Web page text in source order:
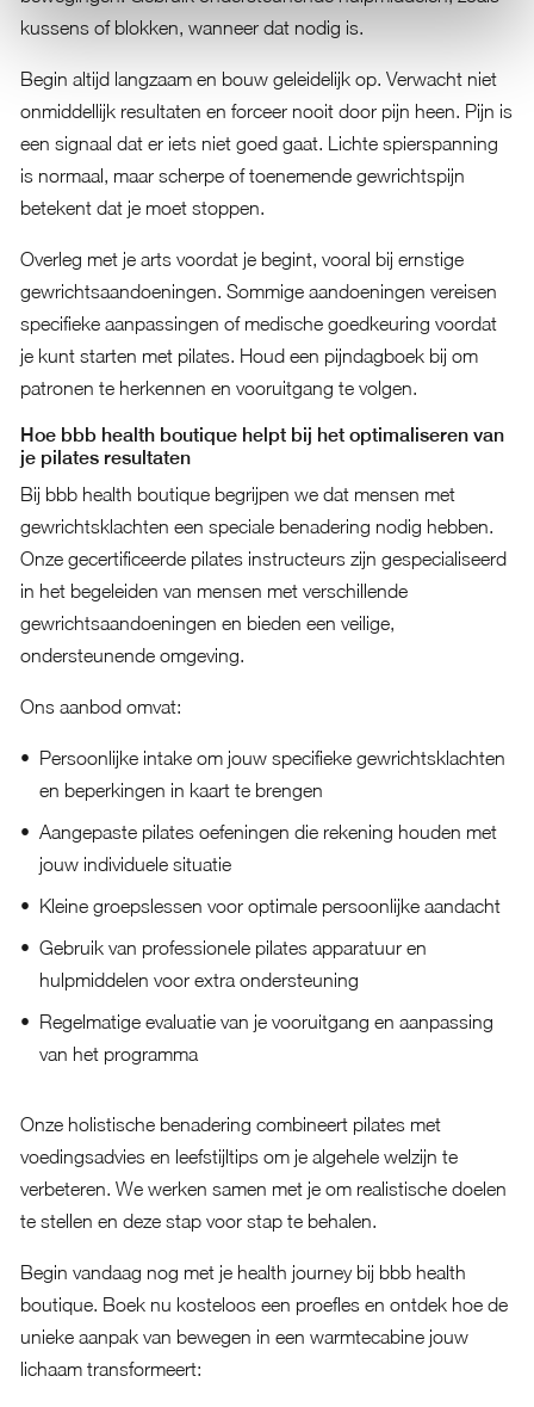
kussens of blokken, wanneer dat nodig is.
Begin altijd langzaam en bouw geleidelijk op. Verwacht niet
onmiddellijk resultaten en forceer nooit door pijn heen. Pijn is
een signaal dat er iets niet goed gaat. Lichte spierspanning
is normaal, maar scherpe of toenemende gewrichtspijn
betekent dat je moet stoppen.
Overleg met je arts voordat je begint, vooral bij ernstige
gewrichtsaandoeningen. Sommige aandoeningen vereisen
specifieke aanpassingen of medische goedkeuring voordat
je kunt starten met pilates. Houd een pijndagboek bij om
patronen te herkennen en vooruitgang te volgen.
Hoe bbb health boutique helpt bij het optimaliseren van
je pilates resultaten
Bij bbb health boutique begrijpen we dat mensen met
gewrichtsklachten een speciale benadering nodig hebben.
Onze gecertificeerde pilates instructeurs zijn gespecialiseerd
in het begeleiden van mensen met verschillende
gewrichtsaandoeningen en bieden een veilige,
ondersteunende omgeving.
Ons aanbod omvat:
Persoonlijke intake om jouw specifieke gewrichtsklachten
en beperkingen in kaart te brengen
Aangepaste pilates oefeningen die rekening houden met
jouw individuele situatie
Kleine groepslessen voor optimale persoonlijke aandacht
Gebruik van professionele pilates apparatuur en
hulpmiddelen voor extra ondersteuning
Regelmatige evaluatie van je vooruitgang en aanpassing
van het programma
Onze holistische benadering combineert pilates met
voedingsadvies en leefstijltips om je algehele welzijn te
verbeteren. We werken samen met je om realistische doelen
te stellen en deze stap voor stap te behalen.
Begin vandaag nog met je health journey bij bbb health
boutique. Boek nu kosteloos een proefles en ontdek hoe de
unieke aanpak van bewegen in een warmtecabine jouw
lichaam transformeert: